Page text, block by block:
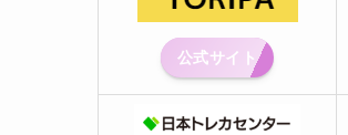
公式サイト